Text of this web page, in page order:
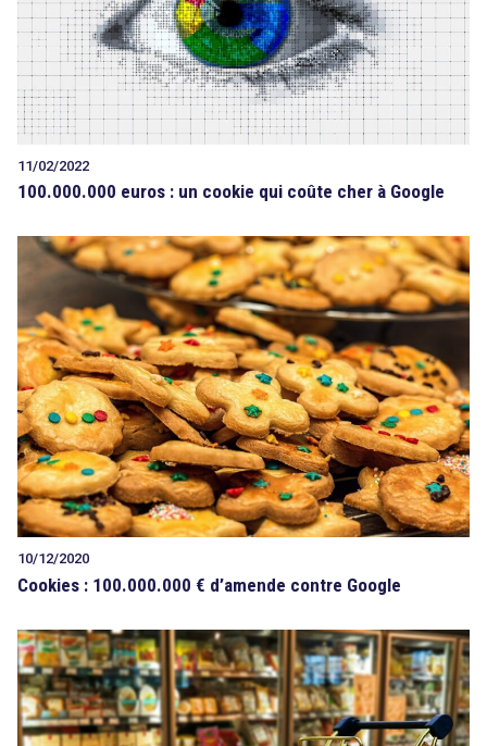
11/02/2022
100.000.000 euros : un cookie qui coûte cher à Google
10/12/2020
Cookies : 100.000.000 € d’amende contre Google